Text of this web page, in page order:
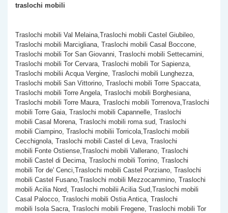
traslochi mobili
Traslochi mobili Val Melaina,Traslochi mobili Castel Giubileo,
Traslochi mobili Marcigliana, Traslochi mobili Casal Boccone,
Traslochi mobili Tor San Giovanni, Traslochi mobili Settecamini,
Traslochi mobili Tor Cervara, Traslochi mobili Tor Sapienza,
Traslochi mobilii Acqua Vergine, Traslochi mobili Lunghezza,
Traslochi mobili San Vittorino, Traslochi mobili Torre Spaccata,
Traslochi mobili Torre Angela, Traslochi mobili Borghesiana,
Traslochi mobili Torre Maura, Traslochi mobili Torrenova,Traslochi
mobili Torre Gaia, Traslochi mobili Capannelle, Traslochi
mobili Casal Morena, Traslochi mobili roma sud, Traslochi
mobili Ciampino, Traslochi mobilii Torricola,Traslochi mobili
Cecchignola, Traslochi mobili Castel di Leva, Traslochi
mobili Fonte Ostiense,Traslochi mobili Vallerano, Traslochi
mobili Castel di Decima, Traslochi mobili Torrino, Traslochi
mobili Tor de' Cenci,Traslochi mobili Castel Porziano, Traslochi
mobili Castel Fusano,Traslochi mobili Mezzocammino, Traslochi
mobili Acilia Nord, Traslochi mobilii Acilia Sud,Traslochi mobili
Casal Palocco, Traslochi mobili Ostia Antica, Traslochi
mobili Isola Sacra, Traslochi mobili Fregene, Traslochi mobili Tor